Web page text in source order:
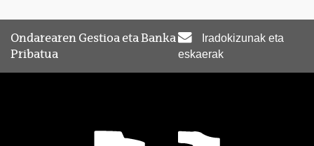
Ondarearen Gestioa eta Banka
Pribatua
Iradokizunak eta
eskaerak